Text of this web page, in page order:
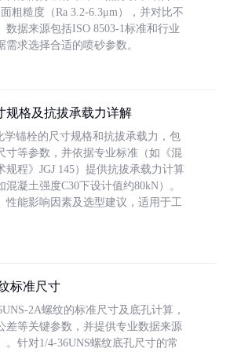
粗糙度（Ra 3.2-6.3μm），并对比不
数据来源包括ISO 8503-1标准和行业
需求选择合适的喷砂参数。
规格及抗拔承载力详解
学锚栓的尺寸规格和抗拔承载力，包
寸等参数，并依据专业标准（如《混
规程》JGJ 145）提供抗拔承载力计算
凝土强度C30下设计值约80kN）。
性能影响因素及选型建议，适用于工
标准尺寸
2A螺纹的标准尺寸及底孔计算，
差等关键参数，并提供专业数据来源
。针对1/4-36UNS螺纹底孔尺寸的常